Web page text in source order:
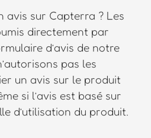
avis sur Capterra ? Les
directement par
d’avis de notre
pas les
un avis sur le produit
si l’avis est basé sur
d’utilisation du produit.